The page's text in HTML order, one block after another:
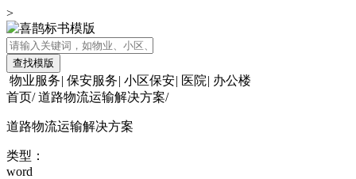
>
查找模版
物业服务| 保安服务| 小区保安| 医院| 办公楼
首页/ 道路物流运输解决方案/
道路物流运输解决方案
类型：
word